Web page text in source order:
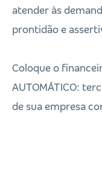
atender às
prontidão e
Coloque o
AUTOMÁTICO:
de sua empresa